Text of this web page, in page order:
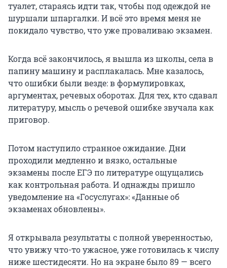
туалет, стараясь идти так, чтобы под одеждой не
шуршали шпаргалки. И всё это время меня не
покидало чувство, что уже проваливаю экзамен.
Когда всё закончилось, я вышла из школы, села в
папину машину и расплакалась. Мне казалось,
что ошибки были везде: в формулировках,
аргументах, речевых оборотах. Для тех, кто сдавал
литературу, мысль о речевой ошибке звучала как
приговор.
Потом наступило странное ожидание. Дни
проходили медленно и вязко, остальные
экзамены после ЕГЭ по литературе ощущались
как контрольная работа. И однажды пришло
уведомление на «Госуслугах»: «Данные об
экзаменах обновлены».
Я открывала результаты с полной уверенностью,
что увижу что-то ужасное, уже готовилась к числу
ниже шестидесяти. Но на экране было 89 — всего